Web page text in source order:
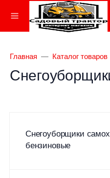
Главная Каталог товаров
Снегоуборщики
бензиновые